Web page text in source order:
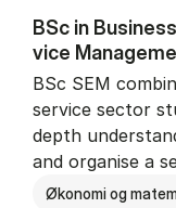
BSc in
vice
BSc SEM
service sector
depth
and organise a
Økonomi og